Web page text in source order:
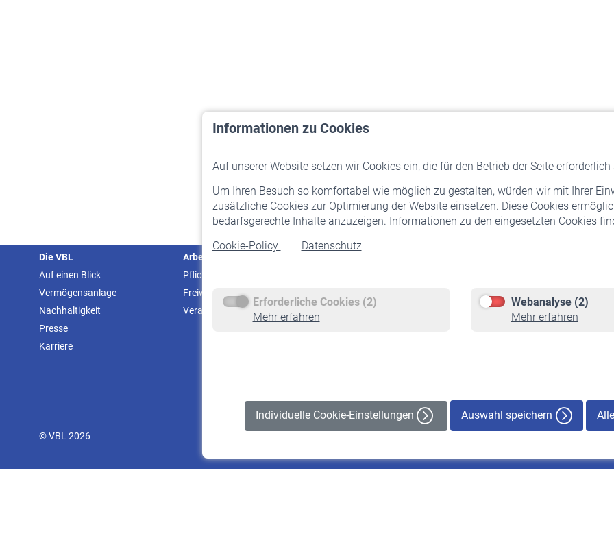
Informationen zu Cookies
Auf unserer Website setzen wir Cookies ein, die für den Betrieb der Seite erforderlich
Um Ihren Besuch so komfortabel wie möglich zu gestalten, würden wir mit Ihrer
zusätzliche Cookies zur Optimierung der Website einsetzen. Diese Cookies
bedarfsgerechte Inhalte anzuzeigen. Informationen zu den eingesetzten Cookies
Cookie-Policy
Datenschutz
Erforderliche Cookies (2)
Mehr erfahren
Webanalyse (2)
Mehr erfahren
Individuelle Cookie-Einstellungen Auswahl speichern
Die VBL
Auf einen Blick
Vermögensanlage
Nachhaltigkeit
Presse
Karriere
Arbeitgeber
Pflichtversicherung
Freiwillige Versicherung
Veranstaltungen
Staatliche Förderung
Rente beantragen
Rentenauszahlung
© VBL 2026